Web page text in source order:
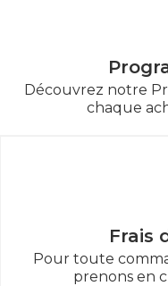
Découvrez notre
chaque
Frais
Pour toute
prenons en